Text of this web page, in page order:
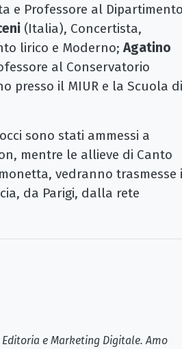
e Professore al Dipartimento
(Italia), Concertista,
lirico e Moderno; Agatino
al Conservatorio
presso il MIUR e la Scuola di
sono stati ammessi a
mentre le allieve di Canto
vedranno trasmesse
da Parigi, dalla rete
e Marketing Digitale. Amo